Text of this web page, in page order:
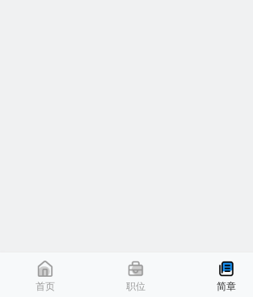
首页 职位 简章